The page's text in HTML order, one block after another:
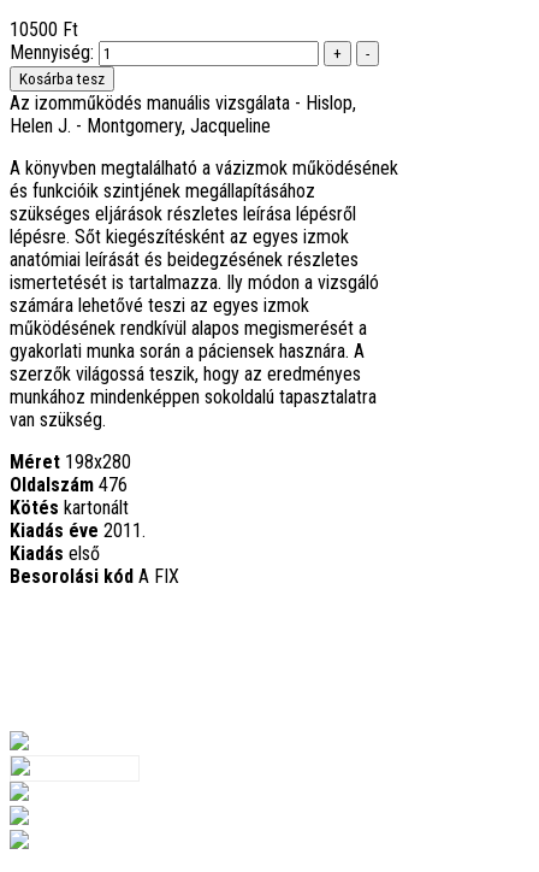
10500 Ft
Mennyiség:
Az izomműködés manuális vizsgálata - Hislop,
Helen J. - Montgomery, Jacqueline
A könyvben megtalálható a vázizmok működésének
és funkcióik szintjének megállapításához
szükséges eljárások részletes leírása lépésről
lépésre. Sőt kiegészítésként az egyes izmok
anatómiai leírását és beidegzésének részletes
ismertetését is tartalmazza. Ily módon a vizsgáló
számára lehetővé teszi az egyes izmok
működésének rendkívül alapos megismerését a
gyakorlati munka során a páciensek hasznára. A
szerzők világossá teszik, hogy az eredményes
munkához mindenképpen sokoldalú tapasztalatra
van szükség.
Méret 198x280
Oldalszám 476
Kötés kartonált
Kiadás éve 2011.
Kiadás első
Besorolási kód A FIX